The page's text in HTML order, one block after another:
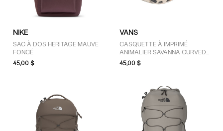
NIKE
SAC À DOS HERITAGE MAUVE
FONCÉ
45,00 $
VANS
CASQUETTE À IMPRIMÉ
ANIMALIER SAVANNA CURVED
BILL JOCKEY BRUNE ET BEIGE
45,00 $